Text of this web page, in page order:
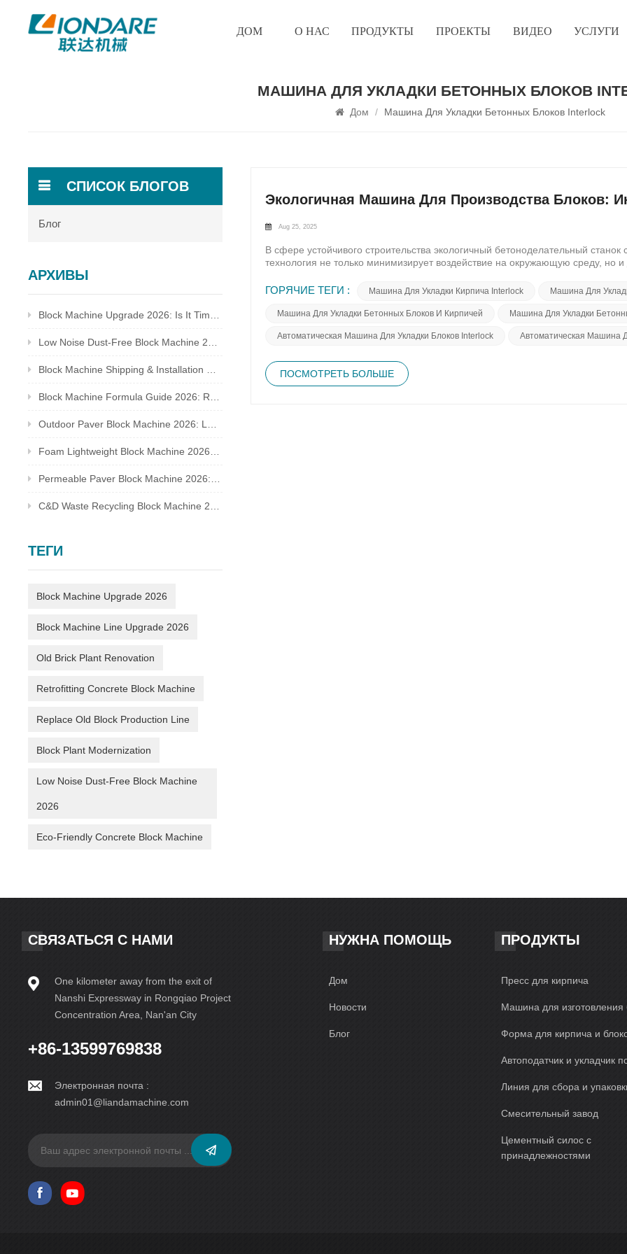
ДОМ О НАС ПРОДУКТЫ ПРОЕКТЫ ВИДЕО УСЛУГИ
МАШИНА ДЛЯ УКЛАДКИ БЕТОННЫХ БЛОКОВ
Дом / Машина Для Укладки Бетонных Блоков Interlock
Экологичная Машина Для Производства Блоков:
Aug 25, 2025
В сфере устойчивого строительства экологичный бетоноделательный
технология не только минимизирует воздействие на окружающую среду, но
более экологичную альтернативу традиционным методам. Используя
станок обладает рядом практических преимуществ. Его эффективность и
гарантируют долговечность конструкций, которые выдержат испытание
технологическим прогрессом и заботой об окружающей среде, прокладывая
отметим, что экологичный блокоделательный станок представляет собой
методов работы. Используя его преимущества, мы можем построить
ГОРЯЧИЕ ТЕГИ : Машина Для Укладки Кирпича Interlock Машина Для
Машина Для Укладки Бетонных Блоков И Кирпичей Машина Для Укладки
Автоматическая Машина Для Укладки Блоков Interlock Автоматическая Машина
ПОСМОТРЕТЬ БОЛЬШЕ
СПИСОК БЛОГОВ
Блог
АРХИВЫ
Block Machine Upgrade 2026: Is It Time to Replace Your Old Brick Plant?
Low Noise Dust-Free Block Machine 2026: Meet Global Environmental Inspection Standards
Block Machine Shipping & Installation Guide 2026: Overseas Plant Setup Checklist
Block Machine Formula Guide 2026: Recycled Waste Mix Ratio for Qualified Bricks
Outdoor Paver Block Machine 2026: Landscape & Municipal Project Solutions
Foam Lightweight Block Machine 2026: Insulated Bricks for Cold Climate Construction
Permeable Paver Block Machine 2026: Sponge City Business & Complete Production Line
C&D Waste Recycling Block Machine 2026: Turn Construction Rubbish Into Stable Profit
ТЕГИ
Block Machine Upgrade 2026
Block Machine Line Upgrade 2026
Old Brick Plant Renovation
Retrofitting Concrete Block Machine
Replace Old Block Production Line
Block Plant Modernization
Low Noise Dust-Free Block Machine
2026
Eco-Friendly Concrete Block Machine
СВЯЗАТЬСЯ С НАМИ
One kilometer away from the exit of
Nanshi Expressway in Rongqiao Project
Concentration Area, Nan'an City
+86-13599769838
Электронная почта :
admin01@liandamachine.com
НУЖНА ПОМОЩЬ
Дом
Новости
Блог
ПРОДУКТЫ
Пресс для кирпича
Машина для изготовления
Форма для кирпича и
Автоподатчик и укладчик
Линия для сбора и
Смесительный завод
Цементный силос с
принадлежностями